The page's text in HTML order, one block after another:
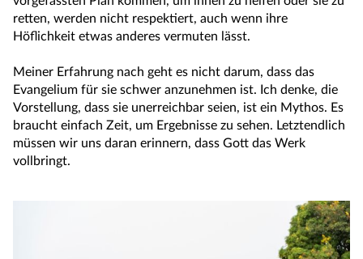
retten, werden nicht respektiert, auch wenn ihre
Höflichkeit etwas anderes vermuten lässt.
Meiner Erfahrung nach geht es nicht darum, dass das
Evangelium für sie schwer anzunehmen ist. Ich denke, die
Vorstellung, dass sie unerreichbar seien, ist ein Mythos. Es
braucht einfach Zeit, um Ergebnisse zu sehen. Letztendlich
müssen wir uns daran erinnern, dass Gott das Werk
vollbringt.